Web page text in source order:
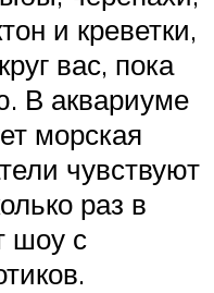
и креветки,
вас, пока
В аквариуме
морская
чувствуют
раз в
шоу с